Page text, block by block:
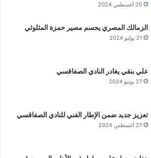
20 أغسطس 2024
الزمالك المصري يحسم مصير حمزة المثلوثي
21 يوليو 2024
علي بنقي يغادر النادي الصفاقسي
27 يونيو 2024
تعزيز جديد ضمن الإطار الفني للنادي الصفاقسي
27 أغسطس 2024